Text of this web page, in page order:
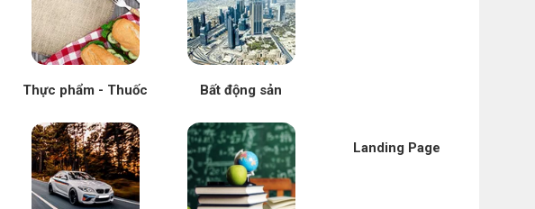
Thực phẩm - Thuốc Bất động sản
Landing Page